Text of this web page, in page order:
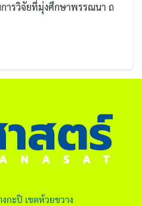
ารวิจัยที่มุ่งศึกษาพรรณนา ถ
กะปิ เขตห้วยขวาง